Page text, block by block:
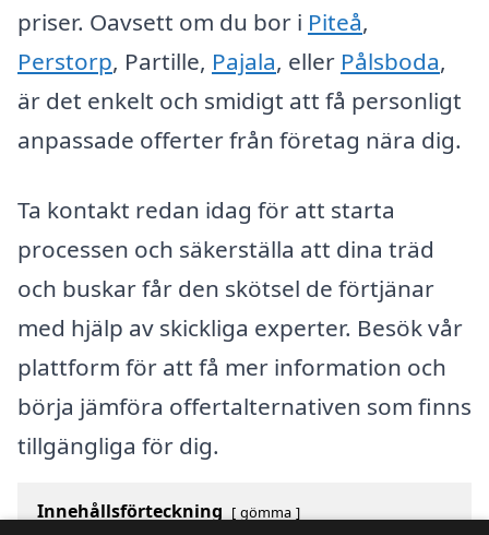
priser. Oavsett om du bor i Piteå,
Perstorp, Partille, Pajala, eller Pålsboda,
är det enkelt och smidigt att få personligt
anpassade offerter från företag nära dig.
Ta kontakt redan idag för att starta
processen och säkerställa att dina träd
och buskar får den skötsel de förtjänar
med hjälp av skickliga experter. Besök vår
plattform för att få mer information och
börja jämföra offertalternativen som finns
tillgängliga för dig.
Innehållsförteckning gömma